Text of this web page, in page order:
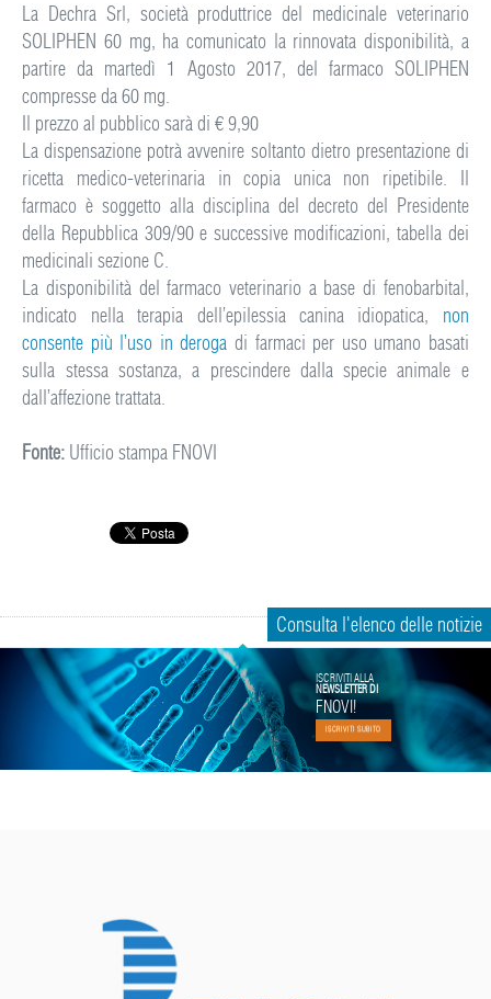
La Dechra Srl, società produttrice del medicinale veterinario
SOLIPHEN 60 mg, ha comunicato la rinnovata disponibilità, a
partire da martedì 1 Agosto 2017, del farmaco SOLIPHEN
compresse da 60 mg.
Il prezzo al pubblico sarà di € 9,90
La dispensazione potrà avvenire soltanto dietro presentazione di
ricetta medico-veterinaria in copia unica non ripetibile. Il
farmaco è soggetto alla disciplina del decreto del Presidente
della Repubblica 309/90 e successive modificazioni, tabella dei
medicinali sezione C.
La disponibilità del farmaco veterinario a base di fenobarbital,
indicato nella terapia dell’epilessia canina idiopatica, non
consente più l’uso in deroga di farmaci per uso umano basati
sulla stessa sostanza, a prescindere dalla specie animale e
dall’affezione trattata.
Fonte: Ufficio stampa FNOVI
Consulta l'elenco delle notizie
FNOVI!
ISCRIVITI SUBITO
ISCRIVITI ALLA
NEWSLETTER DI